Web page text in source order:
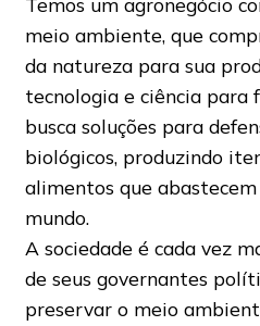
meio ambiente, que
da natureza para sua
tecnologia e ciência para
busca soluções para
biológicos, produzindo
alimentos que
mundo.
A sociedade é cada vez
de seus governantes
preservar o meio